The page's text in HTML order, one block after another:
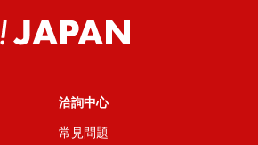
洽詢中心
常見問題